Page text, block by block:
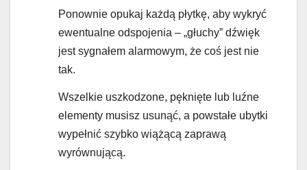
Ponownie opukaj każdą płytkę, aby wykryć
ewentualne odspojenia – „głuchy” dźwięk
jest sygnałem alarmowym, że coś jest nie
tak.
Wszelkie uszkodzone, pęknięte lub luźne
elementy musisz usunąć, a powstałe ubytki
wypełnić szybko wiążącą zaprawą
wyrównującą.